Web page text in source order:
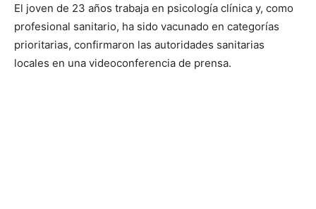
El joven de 23 años trabaja en psicología clínica y, como
profesional sanitario, ha sido vacunado en categorías
prioritarias, confirmaron las autoridades sanitarias
locales en una videoconferencia de prensa.